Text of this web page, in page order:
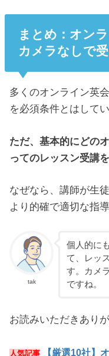
まとめ：オン
カメラなしで
多くのオンライン英
を必須条件とはしてい
ただ、基本的にどの
ってのレッスン受講
なぜなら、講師が生
より的確で適切な指
tak
個人的に
て、レッ
す。カメ
ですね。
お読みいただきあり
人気記事 【厳選10社】